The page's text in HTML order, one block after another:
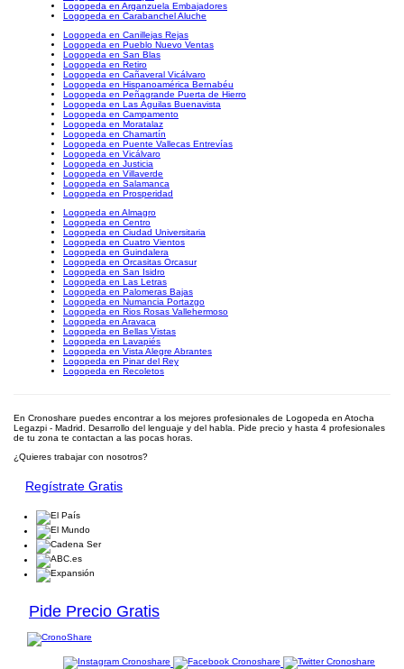
Logopeda en Arganzuela Embajadores
Logopeda en Carabanchel Aluche
Logopeda en Canillejas Rejas
Logopeda en Pueblo Nuevo Ventas
Logopeda en San Blas
Logopeda en Retiro
Logopeda en Cañaveral Vicálvaro
Logopeda en Hispanoamérica Bernabéu
Logopeda en Peñagrande Puerta de Hierro
Logopeda en Las Águilas Buenavista
Logopeda en Campamento
Logopeda en Moratalaz
Logopeda en Chamartín
Logopeda en Puente Vallecas Entrevías
Logopeda en Vicálvaro
Logopeda en Justicia
Logopeda en Villaverde
Logopeda en Salamanca
Logopeda en Prosperidad
Logopeda en Almagro
Logopeda en Centro
Logopeda en Ciudad Universitaria
Logopeda en Cuatro Vientos
Logopeda en Guindalera
Logopeda en Orcasitas Orcasur
Logopeda en San Isidro
Logopeda en Las Letras
Logopeda en Palomeras Bajas
Logopeda en Numancia Portazgo
Logopeda en Rios Rosas Vallehermoso
Logopeda en Aravaca
Logopeda en Bellas Vistas
Logopeda en Lavapiés
Logopeda en Vista Alegre Abrantes
Logopeda en Pinar del Rey
Logopeda en Recoletos
En Cronoshare puedes encontrar a los mejores profesionales de Logopeda en Atocha
Legazpi - Madrid. Desarrollo del lenguaje y del habla. Pide precio y hasta 4 profesionales
de tu zona te contactan a las pocas horas.
¿Quieres trabajar con nosotros?
Regístrate Gratis
Pide Precio Gratis